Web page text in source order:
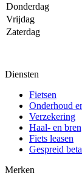
Donderdag
Vrijdag
Zaterdag
Diensten
Fietsen
Onderhoud
Verzekering
Haal- en
Fiets leasen
Gespreid
Merken